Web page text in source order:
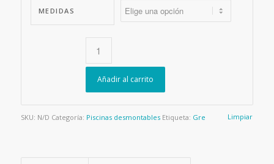
MEDIDAS
Limpiar
Añadir al carrito
SKU: N/D Categoría: Piscinas desmontables Etiqueta: Gre